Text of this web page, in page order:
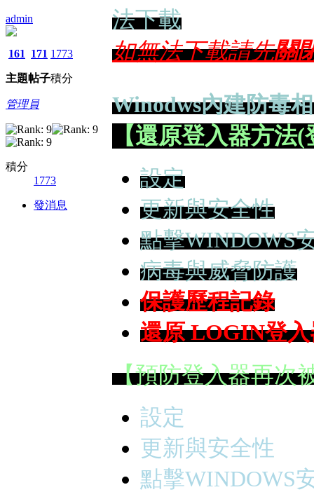
admin
161
主題
171
帖子
1773
積分
管理員
積分
1773
發消息
法下載
如無法下載請先關
Winodws內建防毒
【還原登入器方法
設定
更新與安全性
點擊WINDOWS
病毒與威脅防護
保護歷程記錄
還原 LOGIN登
【預防登入器再次
設定
更新與安全性
點擊WINDOWS